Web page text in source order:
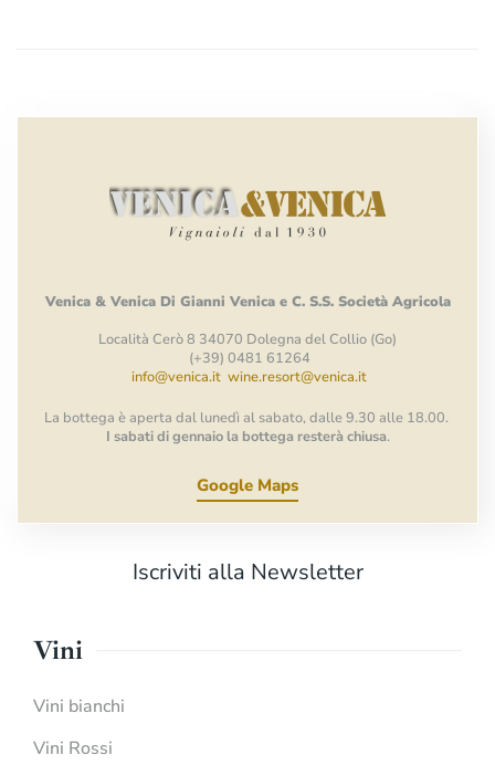
Venica & Venica Di Gianni Venica e C. S.S. Società Agricola
Località Cerò 8 34070 Dolegna del Collio (Go)
(+39) 0481 61264
info@venica.it wine.resort@venica.it
La bottega è aperta dal lunedì al sabato, dalle 9.30 alle 18.00.
I sabati di gennaio la bottega resterà chiusa.
Google Maps
Iscriviti alla Newsletter
Vini
Vini bianchi
Vini Rossi